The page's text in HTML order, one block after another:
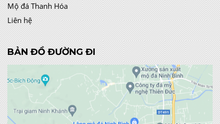
Mộ đá Thanh Hóa
Liên hệ
BẢN ĐỒ ĐƯỜNG ĐI